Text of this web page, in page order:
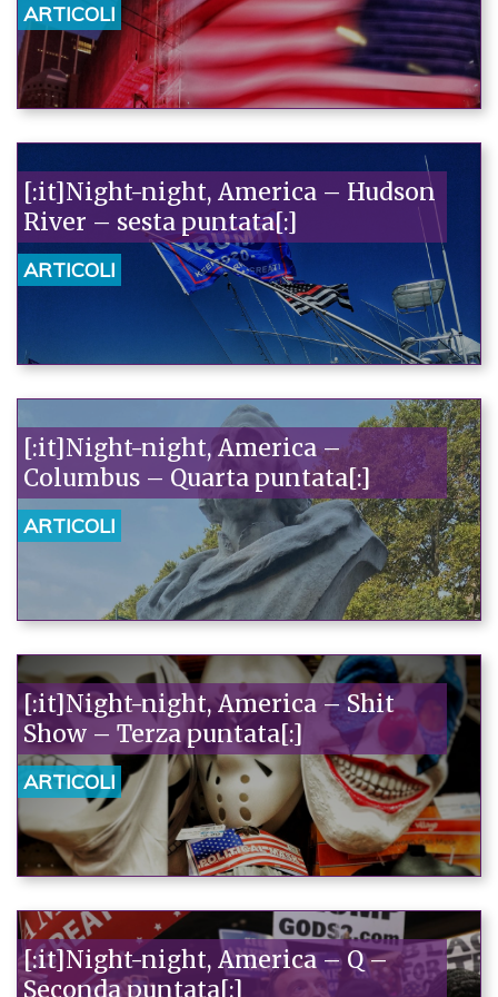
ARTICOLI
[:it]Night-night, America – Hudson
River – sesta puntata[:]
ARTICOLI
[:it]Night-night, America –
Columbus – Quarta puntata[:]
ARTICOLI
[:it]Night-night, America – Shit
Show – Terza puntata[:]
ARTICOLI
[:it]Night-night, America – Q –
Seconda puntata[:]